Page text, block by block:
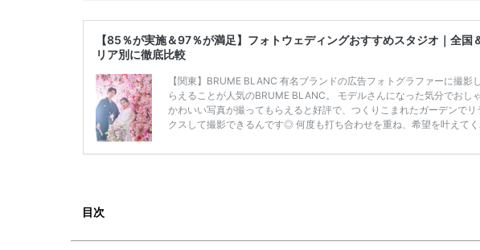
補を絞れる「ウェディング診断」か、体験型 […]続きを読む
【85％が実施＆97％が満足】フォトウェディングおすすめスタジオ｜全国
リア別に徹底比較
【関東】BRUME BLANC 有名ブランドの広告フォトグラファーに撮影
らえることが人気のBRUME BLANC。 モデルさんになった気分でおし
かわいい写真が撮ってもらえると好評で、つくりこまれたガーデンでリ
クスして撮影できるんです◎ 何度も打ち合わせを重ね、希望を叶えてく
エーションが豊富でドレスの持ち込みができるのも、雨の日も広告同様
目次